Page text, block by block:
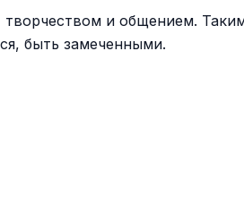
творчеством и общением.
быть замеченными.